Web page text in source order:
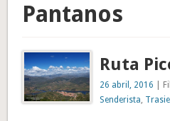
Pantanos
Ruta
26 abril, 2016 |
Senderista